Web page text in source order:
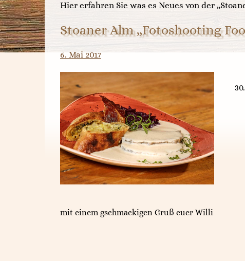
Hier erfahren Sie was es Neues von der
Stoaner Alm „Fotoshooting
6. Mai 2017
mit einem gschmackigen Gruß euer Willi